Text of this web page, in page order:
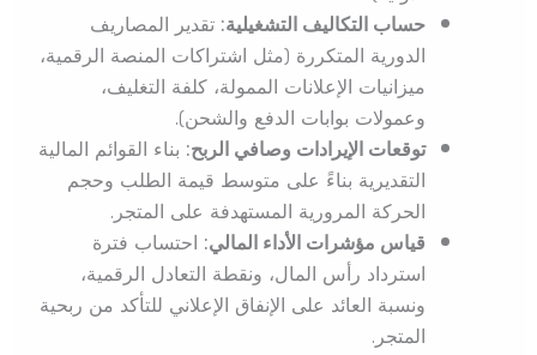
حساب التكاليف التشغيلية:تقدير المصاريف
الدورية المتكررة (مثل اشتراكات المنصة الرقمية،
ميزانيات الإعلانات الممولة، كلفة التغليف،
وعمولات بوابات الدفع والشحن).
توقعات الإيرادات وصافي الربح:بناء القوائم المالية
التقديرية بناءً على متوسط قيمة الطلب وحجم
الحركة المرورية المستهدفة على المتجر.
قياس مؤشرات الأداء المالي:احتساب فترة
استرداد رأس المال، ونقطة التعادل الرقمية،
ونسبة العائد على الإنفاق الإعلاني للتأكد من ربحية
المتجر.